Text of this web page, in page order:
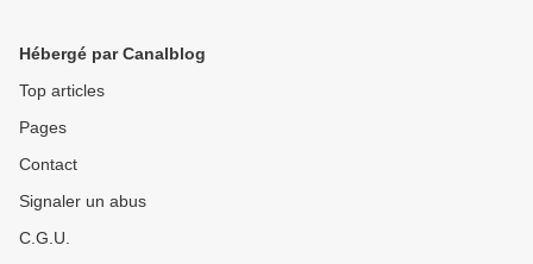
Hébergé par Canalblog
Top articles
Pages
Contact
Signaler un abus
C.G.U.